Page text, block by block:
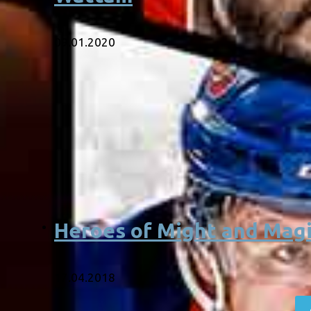
09.01.2020
Heroes of Might and
17.04.2018